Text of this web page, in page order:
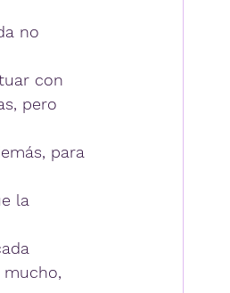
no
con
pero
para
la
mucho,